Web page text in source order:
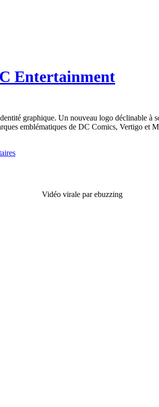
Entertainment
graphique. Un nouveau logo déclinable à
emblématiques de DC Comics, Vertigo et
Vidéo virale par ebuzzing